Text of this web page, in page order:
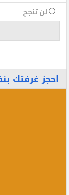
لن تنجح
احجز غرفتك